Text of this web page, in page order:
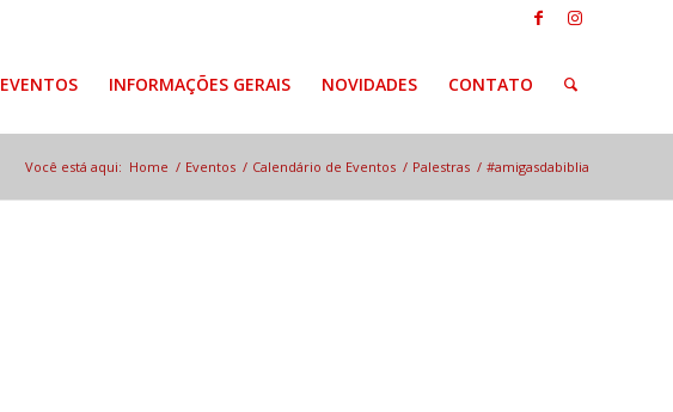
EVENTOS INFORMAÇÕES GERAIS NOVIDADES CONTATO
Você está aqui: Home / Eventos / Calendário de Eventos / Palestras / #amigasdabiblia